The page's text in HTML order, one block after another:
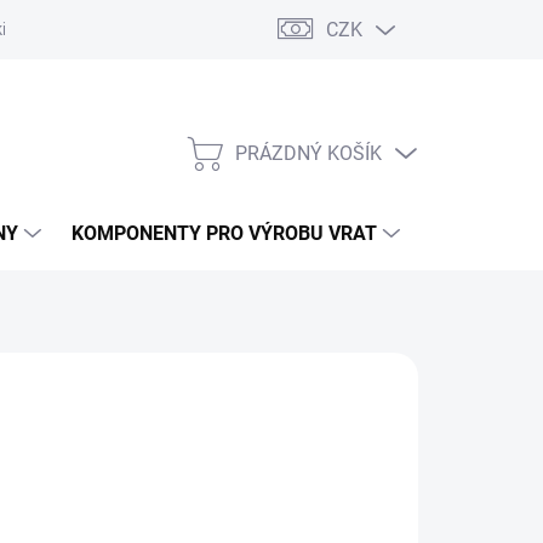
bran Pohony posuvných bran Pohony garážových
CZK
NÁKUPNÍ
PRÁZDNÝ KOŠÍK
KOMPONENTY PRO VÝROBU VRAT